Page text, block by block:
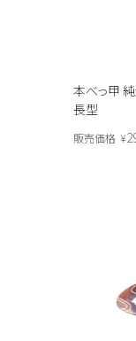
本べっ甲
長型
販売価格 ¥